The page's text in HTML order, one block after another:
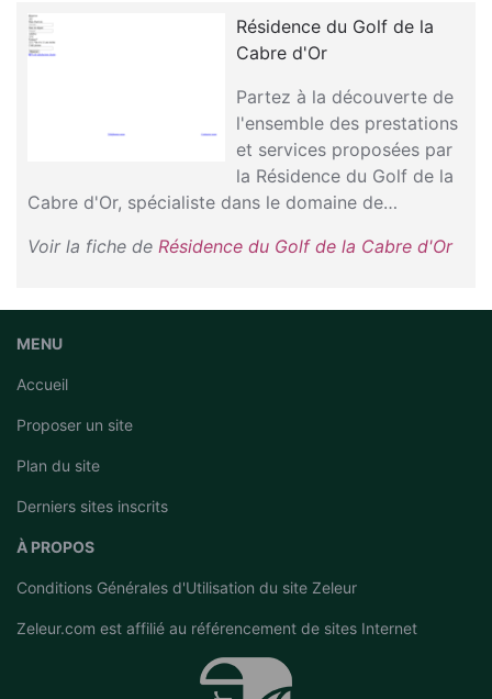
Résidence du Golf de la
Cabre d'Or
Partez à la découverte de
l'ensemble des prestations
et services proposées par
la Résidence du Golf de la
Cabre d'Or, spécialiste dans le domaine de…
Voir la fiche de Résidence du Golf de la Cabre d'Or
MENU
Accueil
Proposer un site
Plan du site
Derniers sites inscrits
À PROPOS
Conditions Générales d'Utilisation du site Zeleur
Zeleur.com est affilié au référencement de sites Internet